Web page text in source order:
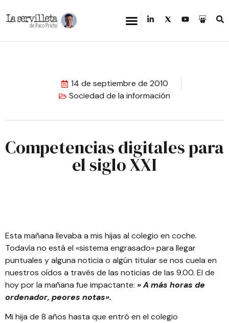
14 de septiembre de 2010
Sociedad de la información
Competencias digitales para
el siglo XXI
Esta mañana llevaba a mis hijas al colegio en coche.
Todavía no está el «sistema engrasado» para llegar
puntuales y alguna noticia o algún titular se nos cuela en
nuestros oídos a través de las noticias de las 9.00. El de
hoy por la mañana fue impactante: » A más horas de
ordenador, peores notas».
Mi hija de 8 años hasta que entró en el colegio